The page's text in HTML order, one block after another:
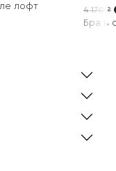
лофт 4 170 ₽
Бра в